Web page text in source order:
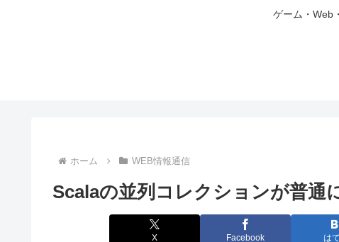
ゲーム・Web
ホーム WEB情報通信
Scalaの並列コレクションが普通
X Facebook は